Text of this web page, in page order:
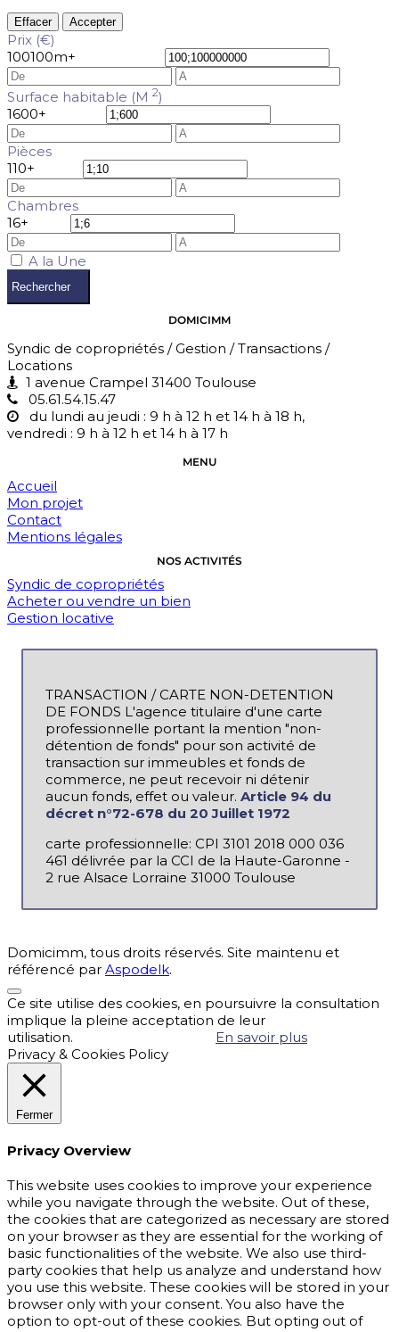
Effacer Accepter
Prix (€)
100100m+
Surface habitable (M 2)
1600+
Pièces
110+
Chambres
16+
A la Une
Rechercher
DOMICIMM
Syndic de copropriétés / Gestion / Transactions /
Locations
1 avenue Crampel 31400 Toulouse
05.61.54.15.47
du lundi au jeudi : 9 h à 12 h et 14 h à 18 h,
vendredi : 9 h à 12 h et 14 h à 17 h
MENU
Accueil
Mon projet
Contact
Mentions légales
NOS ACTIVITÉS
Syndic de copropriétés
Acheter ou vendre un bien
Gestion locative
TRANSACTION / CARTE NON-DETENTION
DE FONDS L'agence titulaire d'une carte
professionnelle portant la mention "non-
détention de fonds" pour son activité de
transaction sur immeubles et fonds de
commerce, ne peut recevoir ni détenir
aucun fonds, effet ou valeur. Article 94 du
décret n°72-678 du 20 Juillet 1972
carte professionnelle: CPI 3101 2018 000 036
461 délivrée par la CCI de la Haute-Garonne -
2 rue Alsace Lorraine 31000 Toulouse
Domicimm, tous droits réservés. Site maintenu et
référencé par Aspodelk.
Ce site utilise des cookies, en poursuivre la consultation
implique la pleine acceptation de leur
utilisation.
En savoir plus
Privacy & Cookies Policy
Fermer
Privacy Overview
This website uses cookies to improve your experience
while you navigate through the website. Out of these,
the cookies that are categorized as necessary are stored
on your browser as they are essential for the working of
basic functionalities of the website. We also use third-
party cookies that help us analyze and understand how
you use this website. These cookies will be stored in your
browser only with your consent. You also have the
option to opt-out of these cookies. But opting out of